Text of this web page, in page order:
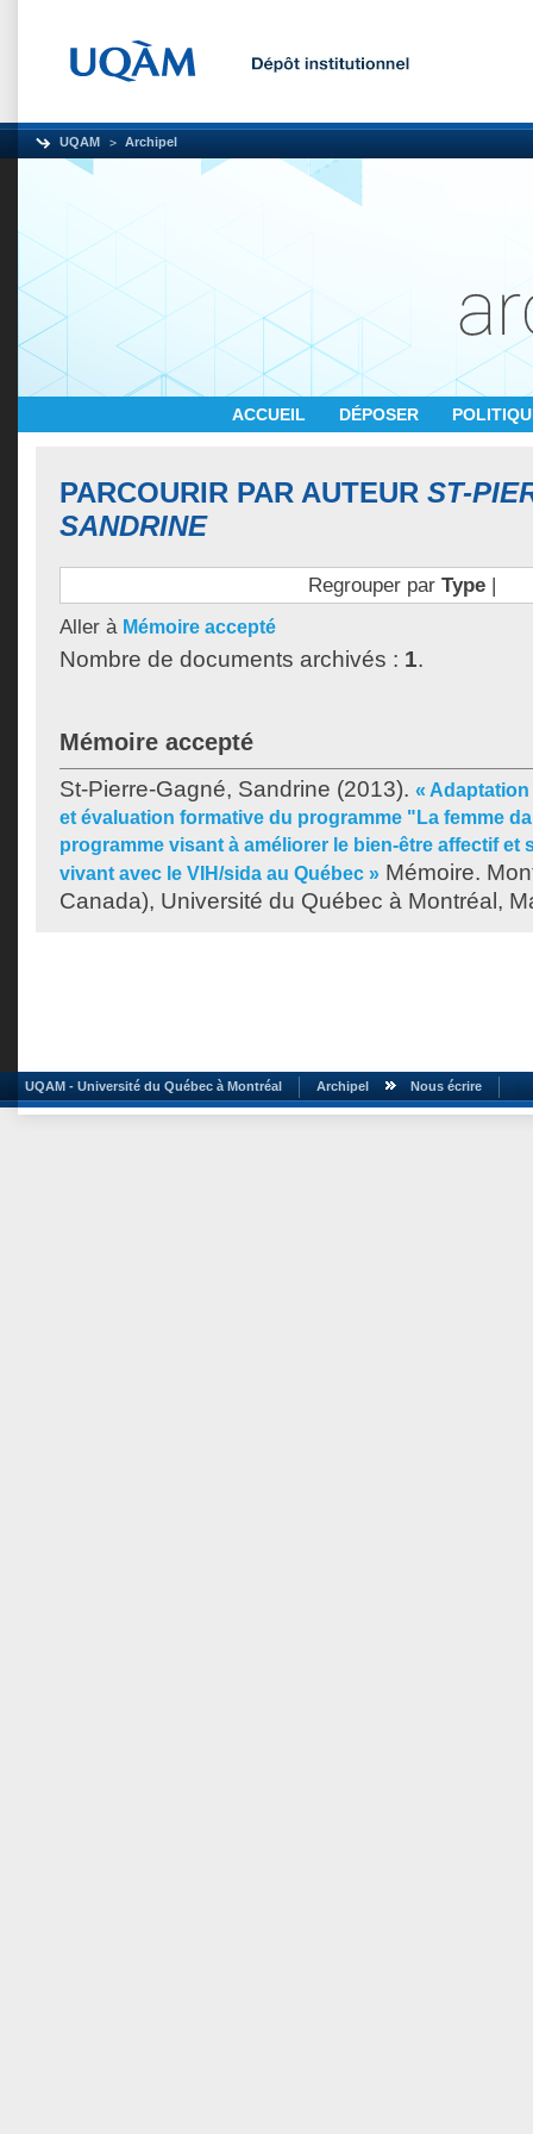
UQAM Archipel
ACCUEIL DÉPOSER
PARCOURIR PAR AUTEUR ST-
SANDRINE
Regrouper par Type|
Aller à Mémoire accepté
Nombre de documents archivés : 1.
Mémoire accepté
St-Pierre-Gagné, Sandrine (2013). «
et évaluation formative du programme "La femme
programme visant à améliorer le bien-être affectif et
vivant avec le VIH/sida au Québec » Mémoire.
Canada), Université du Québec à Montréal,
UQAM - Université du Québec à Montréal Archipel Nous écrire